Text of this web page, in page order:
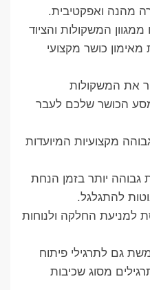
מהנה ואפקטיבית.
המשקולות והציוד
מאימון כושר מקצועי
את המשקולות
הכושר שלכם לעבר
מקצועיות המיועדות
יותר בזמן הנחת
להתגלגל.
למניעת החלקה ולנוחות
גם לתרגילי פיתוח
מסוג שכיבות